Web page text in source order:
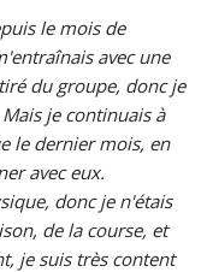
le mois de
avec une
du groupe, donc je
je continuais à
le dernier mois, en
avec eux.
donc je n'étais
de la course, et
je suis très content